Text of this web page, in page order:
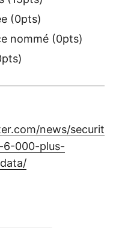
(0pts)
nommé (0pts)
news/securit
6-000-plus-